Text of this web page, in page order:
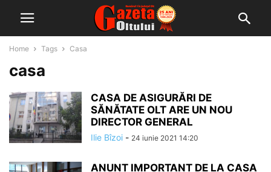
Home Tags Casa
casa
CASA DE ASIGURĂRI DE
SĂNĂTATE OLT ARE UN NOU
DIRECTOR GENERAL
Ilie Bîzoi - 24 iunie 2021 14:20
ANUNȚ IMPORTANT DE LA CASA